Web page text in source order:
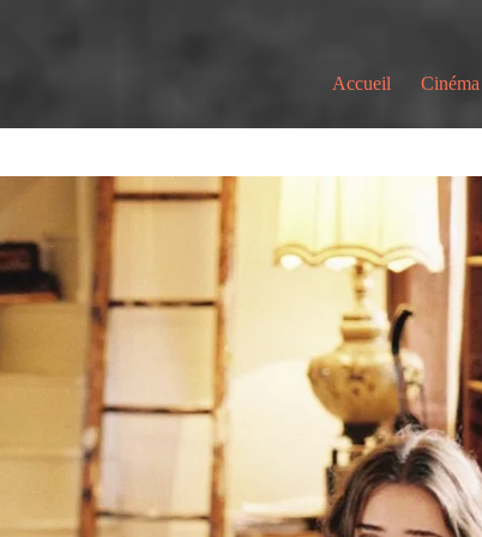
Accueil Cinéma